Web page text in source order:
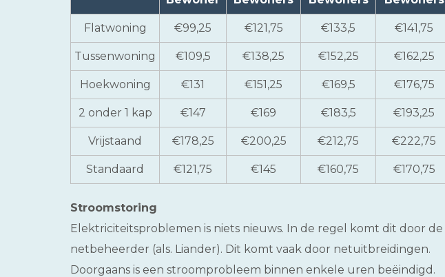
Flatwoning €99,25 €121,75 €133,5 €141,75
Tussenwoning €109,5 €138,25 €152,25 €162,25
Hoekwoning €131 €151,25 €169,5 €176,75
2 onder 1 kap €147 €169 €183,5 €193,25
Vrijstaand €178,25 €200,25 €212,75 €222,75
Standaard €121,75 €145 €160,75 €170,75
Stroomstoring
Elektriciteitsproblemen is niets nieuws. In de regel komt dit door de
netbeheerder (als. Liander). Dit komt vaak door netuitbreidingen.
Doorgaans is een stroomprobleem binnen enkele uren beëindigd.